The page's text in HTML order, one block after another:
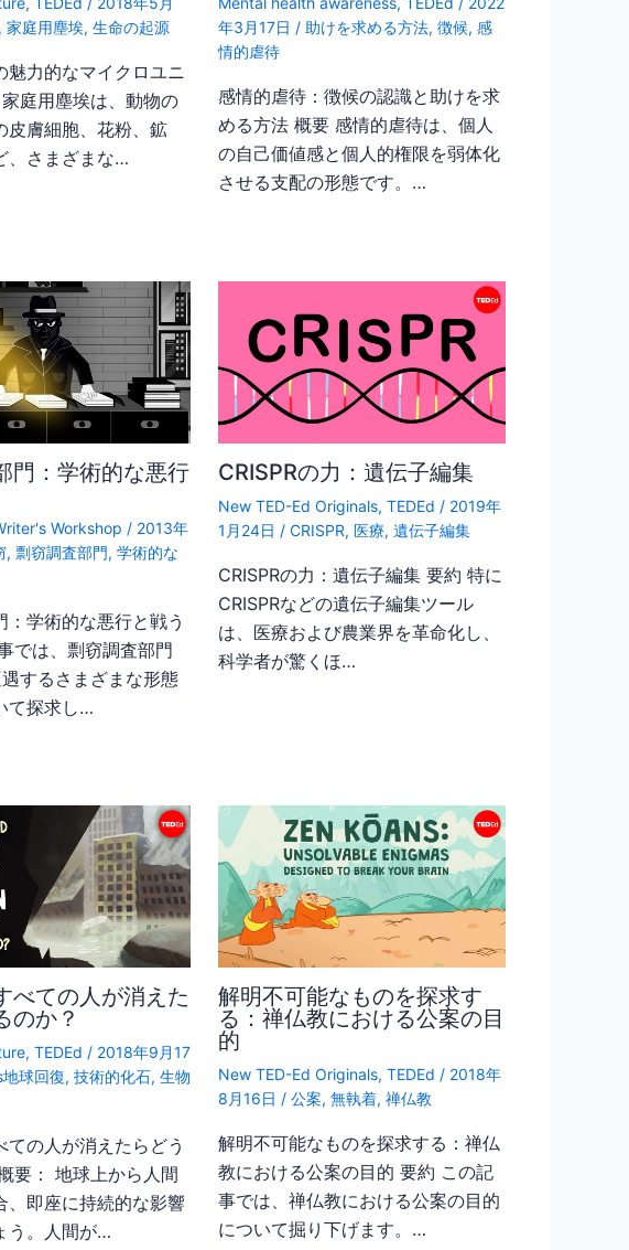
家庭用塵埃, 生命の起源
魅力的なマイクロユニ
庭用塵埃は、動物の
皮膚細胞、花粉、鉱
、さまざまな…
年3月17日 / 助けを求める方法, 徴候, 感
情的虐待
感情的虐待：徴候の認識と助けを求
める方法 概要 感情的虐待は、個人
の自己価値感と個人的権限を弱体化
させる支配の形態です。…
門：学術的な悪行
Workshop / 2013年
, 剽窃調査部門, 学術的な
：学術的な悪行と戦う
では、剽窃調査部門
遇するさまざまな形態
て探求し…
CRISPRの力：遺伝子編集
New TED-Ed Originals, TEDEd / 2019年
1月24日 / CRISPR, 医療, 遺伝子編集
CRISPRの力：遺伝子編集 要約 特に
CRISPRなどの遺伝子編集ツール
は、医療および農業界を革命化し、
科学者が驚くほ…
べての人が消えた
のか？
, TEDEd / 2018年9月17
球回復, 技術的化石, 生物
ての人が消えたらどう
要： 地球上から人間
、即座に持続的な影響
う。人間が…
解明不可能なものを探求す
る：禅仏教における公案の目
的
New TED-Ed Originals, TEDEd / 2018年
8月16日 / 公案, 無執着, 禅仏教
解明不可能なものを探求する：禅仏
教における公案の目的 要約 この記
事では、禅仏教における公案の目的
について掘り下げます。…